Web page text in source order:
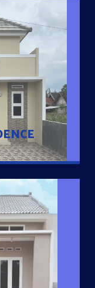
taman
serta dekat
dari pusat